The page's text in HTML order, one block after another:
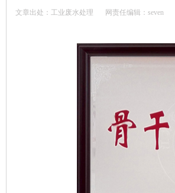
文章出处：工业废水处理 网责任编辑：seven